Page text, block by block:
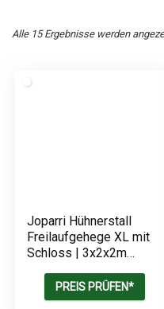
Alle 15 Ergebnisse werden
Joparri Hühnerstall
Freilaufgehege XL mit
Schloss | 3x2x2m
PREIS PRÜFEN*